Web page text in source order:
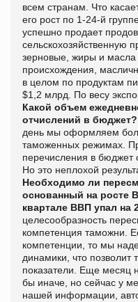
всем странам. Что
его рост по 1-24-й
успешно продает
сельскохозяйственную
зерновые, жиры и масла
происхождения,
в целом по продуктам
$1,2 млрд. По весу
Какой объем
отчислений в бюджет?
день мы оформляем
таможенных режимах.
перечисления в бюджет
Но это неплохой
Необходимо ли
основанный на росте
квартале ВВП упал на
целесообразность
компетенция таможни.
компетенции, то мы
динамики, что
показатели. Еще месяц
бы иначе, но сейчас у
нашей информации,